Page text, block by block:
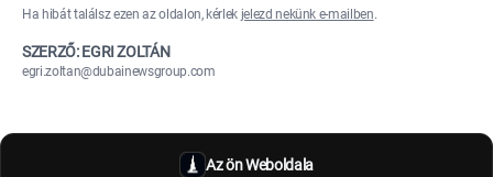
Ha hibát találsz ezen az oldalon, kérlek jelezd nekünk e-mailben.
SZERZŐ: EGRI ZOLTÁN
egri.zoltan@dubainewsgroup.com
Az ön Weboldala